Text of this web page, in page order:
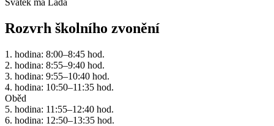
Svátek má Lada
Rozvrh školního zvonění
1. hodina: 8:00–8:45 hod.
2. hodina: 8:55–9:40 hod.
3. hodina: 9:55–10:40 hod.
4. hodina: 10:50–11:35 hod.
Oběd
5. hodina: 11:55–12:40 hod.
6. hodina: 12:50–13:35 hod.